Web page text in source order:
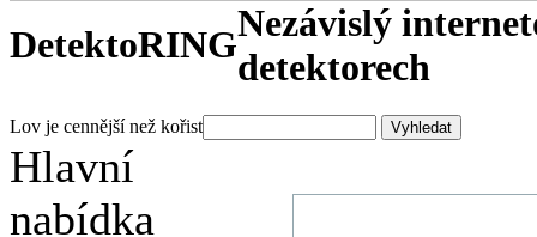
DetektoRINGNezávislý
detektorech
Lov je cennější než kořist
Hlavní
nabídka